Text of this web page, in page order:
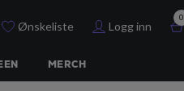
Ønskeliste Logg inn
0
MERCH